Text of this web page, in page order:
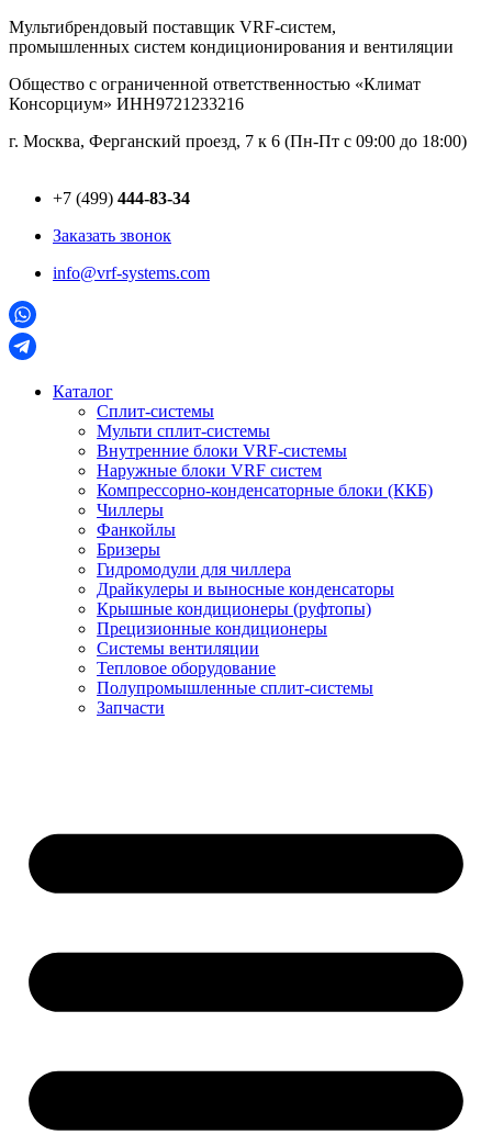
Перейти
к
Мультибрендовый поставщик VRF-cистем,
промышленных систем кондиционирования и вентиляции
Общество с ограниченной ответственностью «Климат
Консорциум» ИНН9721233216
г. Москва, Ферганский проезд, 7 к 6 (Пн-Пт с 09:00 до 18:00)
+7 (499) 444-83-34
Заказать звонок
info@vrf-systems.com
Каталог
Сплит-системы
Мульти сплит-системы
Внутренние блоки VRF-cистемы
Наружные блоки VRF cистем
Компрессорно-конденсаторные блоки (ККБ)
Чиллеры
Фанкойлы
Бризеры
Гидромодули для чиллера
Драйкулеры и выносные конденсаторы
Крышные кондиционеры (руфтопы)
Прецизионные кондиционеры
Системы вентиляции
Тепловое оборудование
Полупромышленные сплит-системы
Запчасти